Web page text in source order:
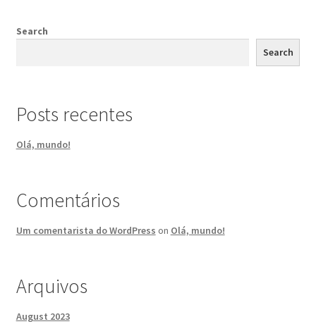
Search
Search
Posts recentes
Olá, mundo!
Comentários
Um comentarista do WordPress on Olá, mundo!
Arquivos
August 2023